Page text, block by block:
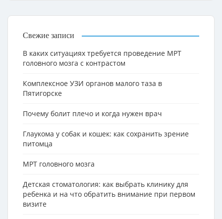
Свежие записи
В каких ситуациях требуется проведение МРТ
головного мозга с контрастом
Комплексное УЗИ органов малого таза в
Пятигорске
Почему болит плечо и когда нужен врач
Глаукома у собак и кошек: как сохранить зрение
питомца
МРТ головного мозга
Детская стоматология: как выбрать клинику для
ребенка и на что обратить внимание при первом
визите